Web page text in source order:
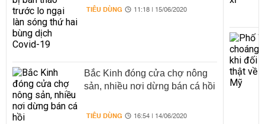
Covid-19
TIÊU DÙNG 11:18 | 15/06/2020
Bắc Kinh đóng cửa chợ nông
sản, nhiều nơi dừng bán cá hồi
TIÊU DÙNG 16:54 | 14/06/2020